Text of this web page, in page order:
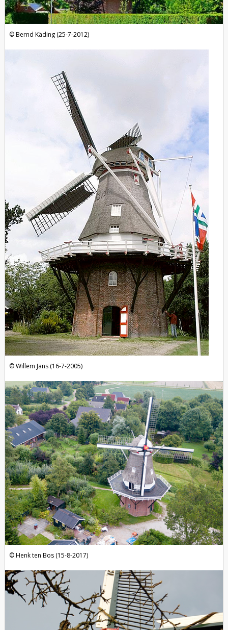
Bernd Käding (25-7-2012)
Willem Jans (16-7-2005)
Henk ten Bos (15-8-2017)